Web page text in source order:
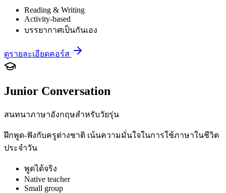
Reading & Writing
Activity-based
บรรยากาศเป็นกันเอง
ดูรายละเอียดคอร์ส
Junior Conversation
สนทนาภาษาอังกฤษสำหรับวัยรุ่น
ฝึกพูด-ฟังกับครูต่างชาติ เน้นความมั่นใจในการใช้ภาษาในชีวิต
ประจำวัน
พูดได้จริง
Native teacher
Small group